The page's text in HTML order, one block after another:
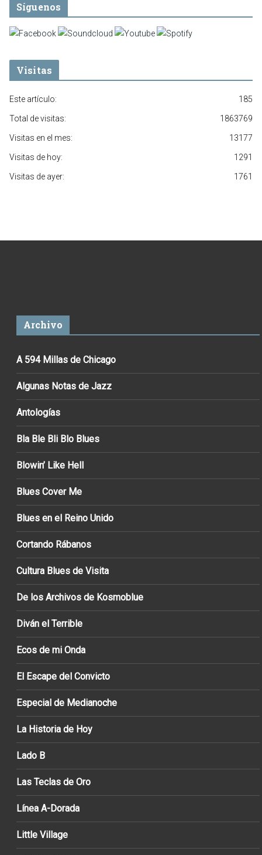
Síguenos
Visitas
185
Este artículo:
1863769
Total de visitas:
13177
Visitas en el mes:
1291
Visitas de hoy:
1761
Visitas de ayer:
Archivo
A 594 Millas de Chicago
Algunas Notas de Jazz
Antologías
Bla Ble Bli Blo Blues
Blowin’ Like Hell
Blues Cover Me
Blues en el Reino Unido
Cortando Rábanos
Cultura Blues de Visita
De los Archivos de Kosmoblue
Diván el Terrible
Ecos de mi Onda
El Escape del Convicto
Especial de Medianoche
La Historia de Hoy
Lado B
Las Teclas de Oro
Línea A-Dorada
Little Village